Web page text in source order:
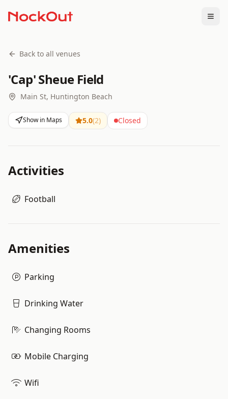
Back to all venues
'Cap' Sheue Field
Main St, Huntington Beach
Show in Maps 5.0(2) Closed
Activities
Football
Amenities
Parking
Drinking Water
Changing Rooms
Mobile Charging
Wifi